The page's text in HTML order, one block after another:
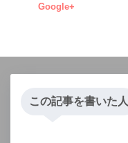
Google+
この記事を書いた人